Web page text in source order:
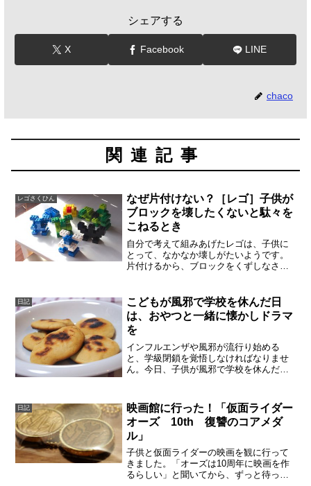
シェアする
X Facebook LINE
chaco
関連記事
レゴさくひん
なぜ片付けない？［レゴ］子供が
ブロックを壊したくないと駄々を
こねるとき
自分で考えて組みあげたレゴは、子供に
とって、なかなか壊しがたいようです。
片付けるから、ブロックをくずしなさい
飾っておいてもいい、というルールを決
めています。レゴを一時的に...
日記
こどもが風邪で学校を休んだ日
は、おやつと一緒に懐かしドラマ
を
インフルエンザや風邪が流行り始める
と、学級閉鎖を覚悟しなければなりませ
ん。今日、子供が風邪で学校を休んだの
がたいです。暖かい紅茶（生姜入り！）
と、20分で作れるクッキー...
日記
映画館に行った！「仮面ライダー
オーズ 10th 復讐のコアメダ
ル」
子供と仮面ライダーの映画を観に行って
きました。「オーズは10周年に映画を作
るらしい」と聞いてから、ずっと待って